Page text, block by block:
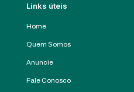
Links úteis
Home
Quem Somos
Anuncie
Fale Conosco